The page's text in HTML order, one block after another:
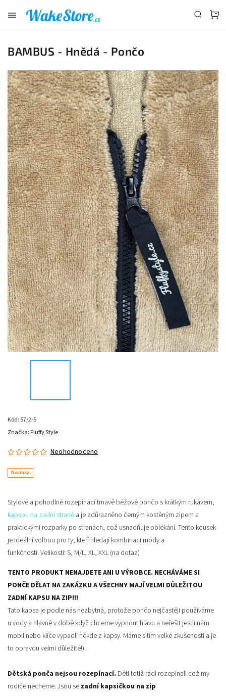
BAMBUS - Hnědá - Pončo
Kód: 57/2-5
Novinka
Neohodnoceno
Stylové a pohodlné rozepínací tmavě béžové pončo s krátkým rukávem,
kapsou na zadní straně a je zdůrazněno černým kostěným zipem a
praktickými rozparky po stranách, což usnadňuje oblékání. Tento kousek
je ideální volbou pro ty, kteří hledají kombinaci módy a
funkčnosti. Velikosti: S, M/L, XL, XXL (na dotaz)
TENTO PRODUKT NENAJDETE ANI U VÝROBCE. NECHÁVÁME SI
PONČE DĚLAT NA ZAKÁZKU A VŠECHNY MAJÍ VELMI DŮLEŽITOU
ZADNÍ KAPSU NA ZIP!!!
Tato kapsa je podle nás nezbytná, protože pončo nejčastěji používáme
u vody a hlavně v době když chceme vypnout hlavu a neřešit jestli nám
mobil nebo klíče vypadli někde z kapsy. Máme s tím velké zkušenosti a je
to opravdu velmi důležité!).
Dětská ponča nejsou rozepínací. Děti totiž rádi rozepínali což my
rodiče necheme. Jsou se zadní kapsičkou na zip
Značka: Fluffy Style
www.wakestore.cz - Chat